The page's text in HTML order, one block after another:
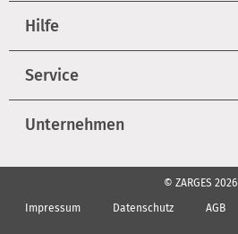
Hilfe
Service
Unternehmen
© ZARGES 2026
Impressum
Datenschutz AGB